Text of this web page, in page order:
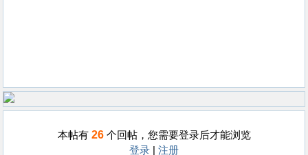
本帖有 26个回帖，您需要登录后才能浏览
登录
注册